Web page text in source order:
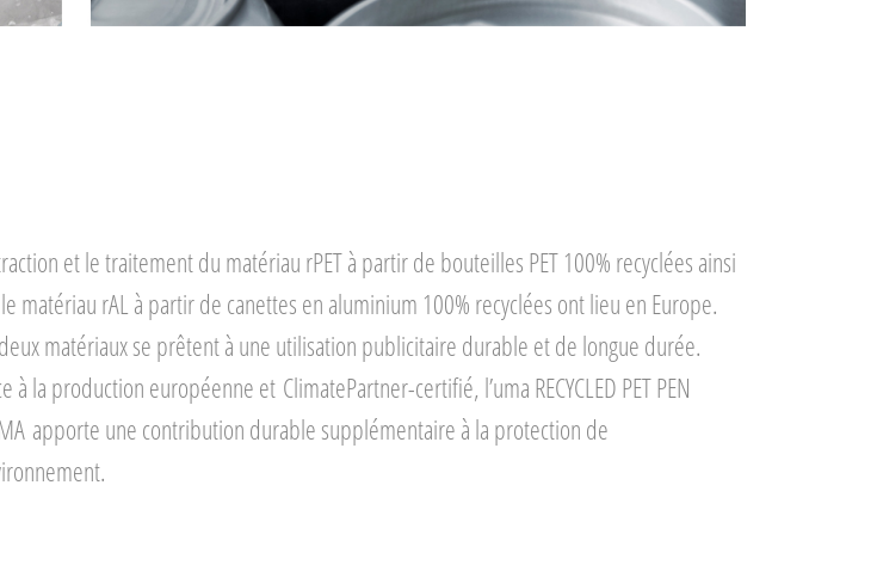
et le traitement du matériau rPET à partir de bouteilles PET 100% recyclées ainsi
matériau rAL à partir de canettes en aluminium 100% recyclées ont lieu en Europe.
matériaux se prêtent à une utilisation publicitaire durable et de longue durée.
à la production européenne et ClimatePartner-certifié, l’uma RECYCLED PET PEN
apporte une contribution durable supplémentaire à la protection de